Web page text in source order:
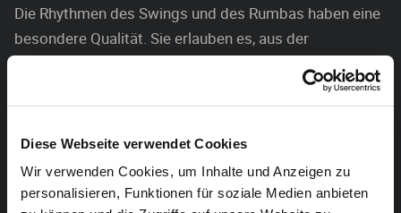
Diese Webseite verwendet Cookies
Wir verwenden Cookies, um Inhalte und Anzeigen zu
personalisieren, Funktionen für soziale Medien anbieten
Die Rhythmen des Swings und des Rumbas haben eine
besondere Qualität. Sie erlauben es, aus der
auszubrechen und mit der Zeit zu spielen. Augenblicke
wie eine Ewigkeit vorkommen lassen, darin kennt sich
Iris Romen aus. Ihre Musik und ihr Stil strahlen eine
angenehme, frisch-feminine Eleganz aus, die einen
durchaus verführen kann. In Eupen wird sie Songs aus